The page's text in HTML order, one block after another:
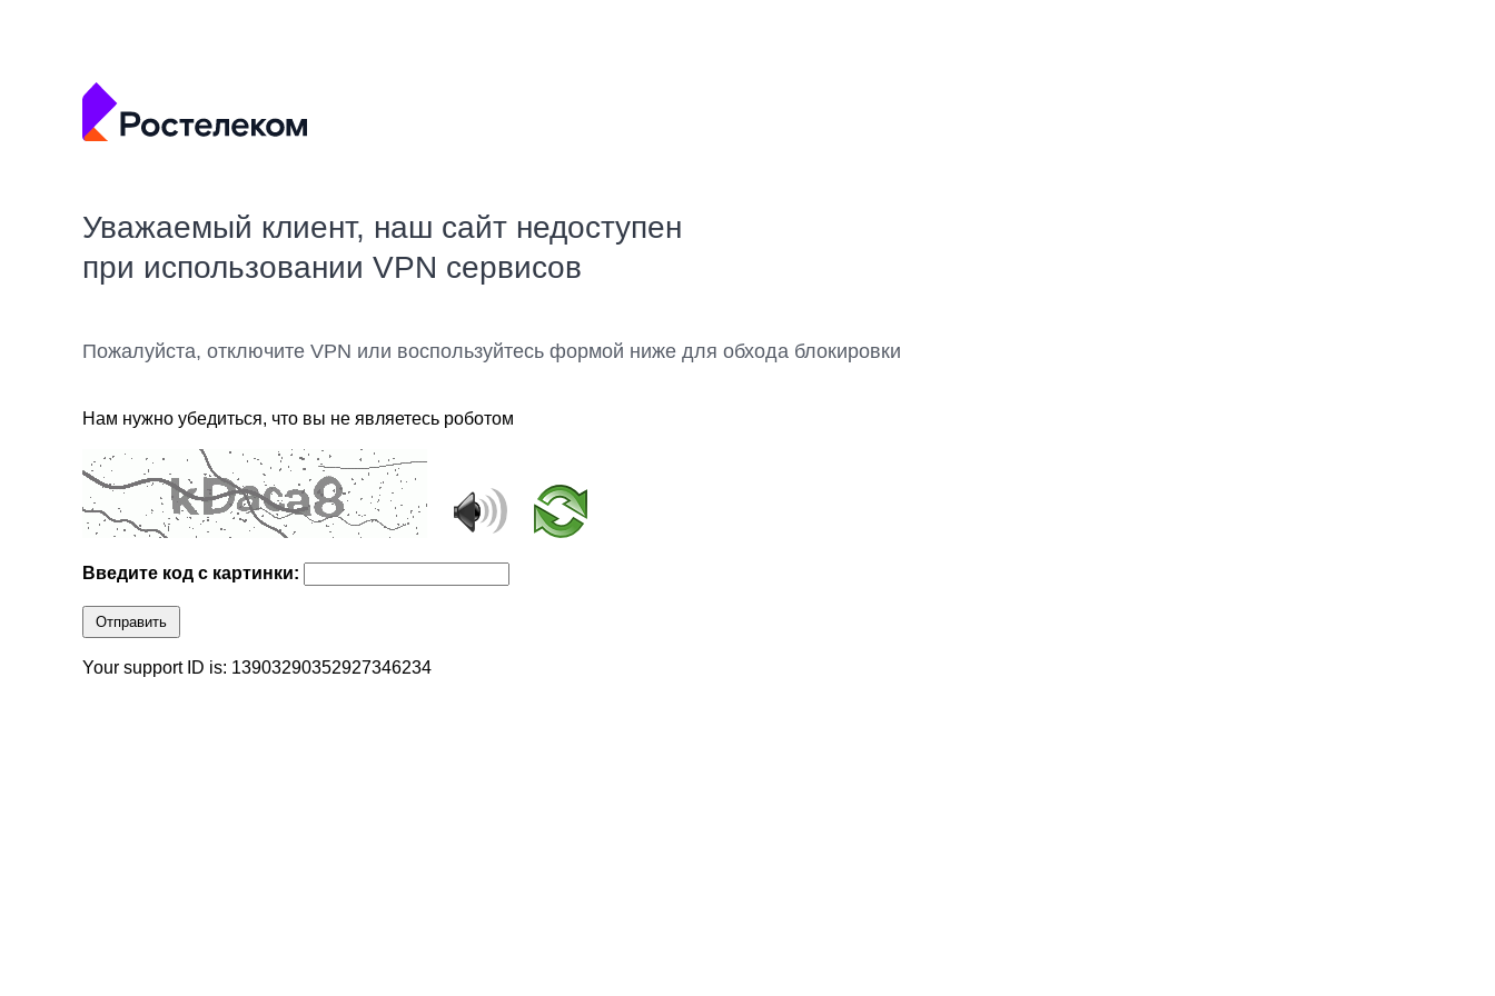
Уважаемый клиент, наш сайт недоступен
при использовании VPN сервисов
Пожалуйста, отключите VPN или воспользуйтесь формой ниже для обхода блокировки
Нам нужно убедиться, что вы не являетесь роботом
Введите код с картинки:
Отправить
Your support ID is: 13903290352927346234